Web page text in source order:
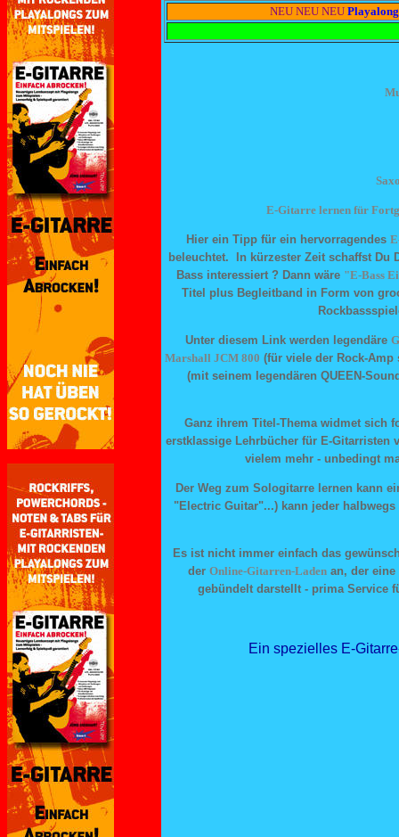
NEU NEU NEU
E-Gitarre lernen für
Hier ein Tipp für ein hervorragendes
beleuchtet. In kürzester Zeit schaffst Du
Bass interessiert ? Dann wäre "E-Bass
Titel plus Begleitband in Form von
Unter diesem Link werden legendäre
Marshall JCM 800 (für viele der Rock-
(mit seinem legendären QUEEN-
Ganz ihrem Titel-Thema widmet sich
erstklassige Lehrbücher für E-Gitarristen
vielem mehr - unbedingt
Der Weg zum Sologitarre lernen kann
"Electric Guitar"...) kann jeder
Es ist nicht immer einfach das
der Online-Gitarren-Ladenan, der eine
gebündelt darstellt - prima Service
Ein spezielles E-